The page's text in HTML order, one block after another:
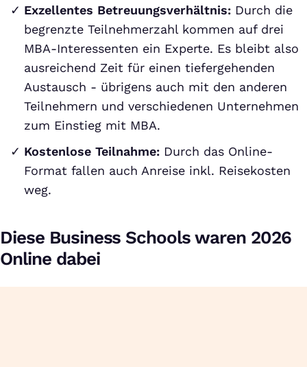
Exzellentes Betreuungsverhältnis: Durch die
begrenzte Teilnehmerzahl kommen auf drei
MBA-Interessenten ein Experte. Es bleibt also
ausreichend Zeit für einen tiefergehenden
Austausch - übrigens auch mit den anderen
Teilnehmern und verschiedenen Unternehmen
zum Einstieg mit MBA.
Kostenlose Teilnahme: Durch das Online-
Format fallen auch Anreise inkl. Reisekosten
weg.
Diese Business Schools waren 2026
Online dabei